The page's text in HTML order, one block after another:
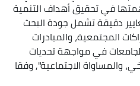
في تحقيق أهداف التنمية
دقيقة تشمل جودة البحث
المجتمعية، والمبادرات
في مواجهة تحديات
والمساواة الاجتماعية", وفقا